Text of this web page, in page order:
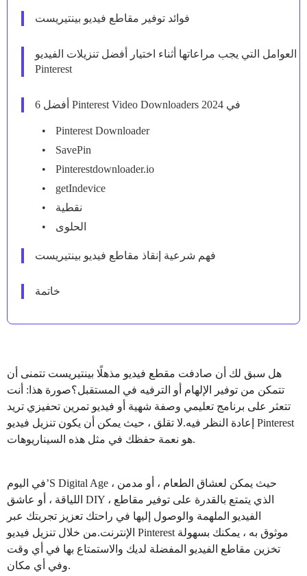
فوائد توفير مقاطع فيديو بينتيريست
العوامل التي يجب مراعاتها أثناء اختيار أفضل تنزيلات الفيديو
Pinterest
أفضل 6 Pinterest Video Downloaders في 2024
Pinterest Downloader
SavePin
Pinterestdownloader.io
getIndevice
نقطية
الحلوى
فهم شرعية إنقاذ مقاطع فيديو بينتيريست
خاتمة
هل سبق لك أن صادفت مقطع فيديو مذهلًا بينتيريست تتمنى أن
تتمكن من توفير الإلهام أو الترفيه في المستقبل؟صورة هذا: أنت
تتعثر على برنامج تعليمي وصفة شهية أو فيديو تمرين تحفيزي تريد
إعادة النظر فيه.لا تقلق ، حيث يمكن أن يكون تنزيل فيديو Pinterest
هو نعمة حفظك في مثل هذه السيناريوهات.
في اليوم’S Digital Age ، حيث يمكن لعشاق الطعام ، أو مدمن
اللياقة ، أو عاشق DIY ، الذي يتمتع بالقدرة على توفير مقاطع
الفيديو الملهمة والوصول إليها في راحتك تعزيز تجربتك عبر
الإنترنت.من خلال تنزيل فيديو Pinterest موثوق به ، يمكنك بسهولة
تخزين مقاطع الفيديو المفضلة لديك والاستمتاع بها في أي وقت
وفي أي مكان.